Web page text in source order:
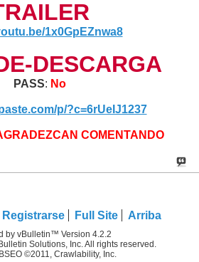
1x0GpEZnwa8
DESCARGA
PASS: No
p/?c=6rUeIJ1237
COMENTANDO
Registrarse Full Site Arriba
by vBulletin™ Version 4.2.2
Solutions, Inc. All rights reserved.
©2011, Crawlability, Inc.